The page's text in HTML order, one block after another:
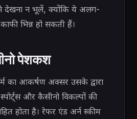
से देखना न भूलें, क्योंकि ये अलग-
भिन्न हो सकती हैं।
पेशकश
का आकर्षण अक्सर उसके द्वारा
और कैसीनो विकल्पों की
होता है। रेफर एंड अर्न स्कीम